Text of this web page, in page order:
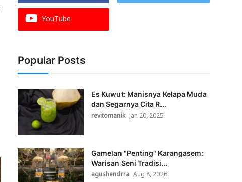
YouTube
Popular Posts
Es Kuwut: Manisnya Kelapa Muda
dan Segarnya Cita R...
revitomanik Jan 20, 2025
Gamelan "Penting" Karangasem:
Warisan Seni Tradisi...
agushendrra Aug 8, 2026